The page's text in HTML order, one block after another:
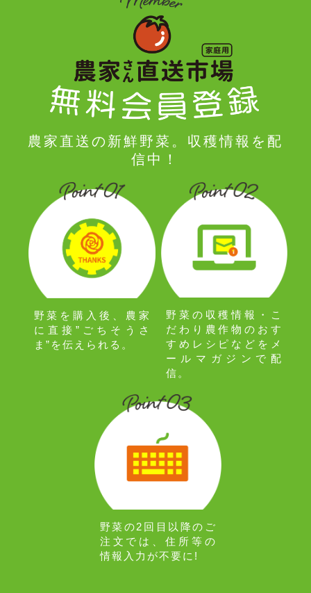
農家直送の新鮮野菜。収穫情報を配
信中！
野菜を購入後、農家
に直接”ごちそうさ
ま”を伝えられる。
野菜の収穫情報・こ
だわり農作物のおす
すめレシピなどをメ
ールマガジンで配
信。
野菜の2回目以降のご
注文では、住所等の
情報入力が不要に!